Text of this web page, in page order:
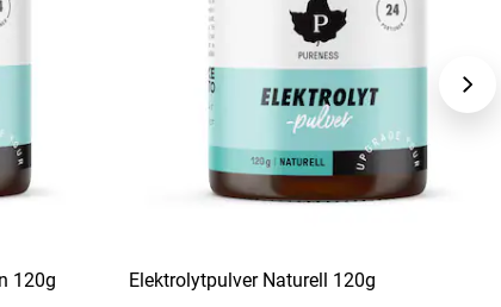
120g Elektrolytpulver Naturell 120g